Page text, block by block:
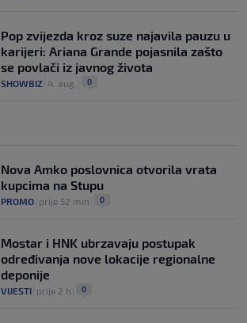
Pop zvijezda kroz suze najavila pauzu u
karijeri: Ariana Grande pojasnila zašto
se povlači iz javnog života
SHOWBIZ 4. aug. 0
Nova Amko poslovnica otvorila vrata
kupcima na Stupu
PROMO prije 52 min 0
Mostar i HNK ubrzavaju postupak
određivanja nove lokacije regionalne
deponije
VIJESTI prije 2 h 0